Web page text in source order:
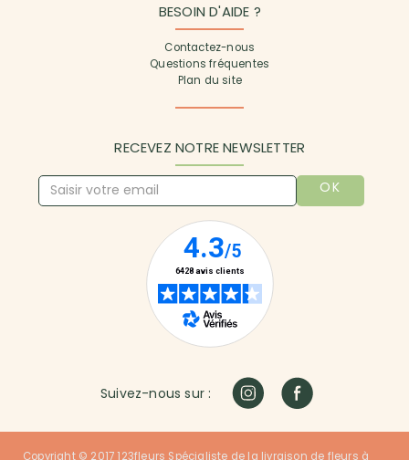
BESOIN D'AIDE ?
Contactez-nous
Questions fréquentes
Plan du site
RECEVEZ NOTRE NEWSLETTER
OK
Suivez-nous sur :
Copyright © 2017 123fleurs Spécialiste de la livraison de fleurs à